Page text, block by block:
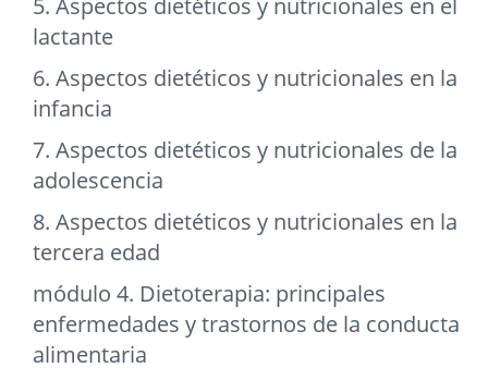
5. Aspectos dietéticos y nutricionales en el
lactante
6. Aspectos dietéticos y nutricionales en la
infancia
7. Aspectos dietéticos y nutricionales de la
adolescencia
8. Aspectos dietéticos y nutricionales en la
tercera edad
módulo 4. Dietoterapia: principales
enfermedades y trastornos de la conducta
alimentaria